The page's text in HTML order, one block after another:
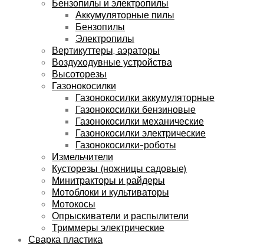
Бензопилы и электропилы
Аккумуляторные пилы
Бензопилы
Электропилы
Вертикуттеры, аэраторы
Воздуходувные устройства
Высоторезы
Газонокосилки
Газонокосилки аккумуляторные
Газонокосилки бензиновые
Газонокосилки механические
Газонокосилки электрические
Газонокосилки-роботы
Измельчители
Кусторезы (ножницы садовые)
Минитракторы и райдеры
Мотоблоки и культиваторы
Мотокосы
Опрыскиватели и распылители
Триммеры электрические
Сварка пластика